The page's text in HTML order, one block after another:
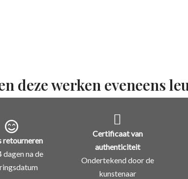
deze werken eveneens
retourneren
dagen na de
Certificaat van
authenticiteit
Ondertekend door de
kunstenaar